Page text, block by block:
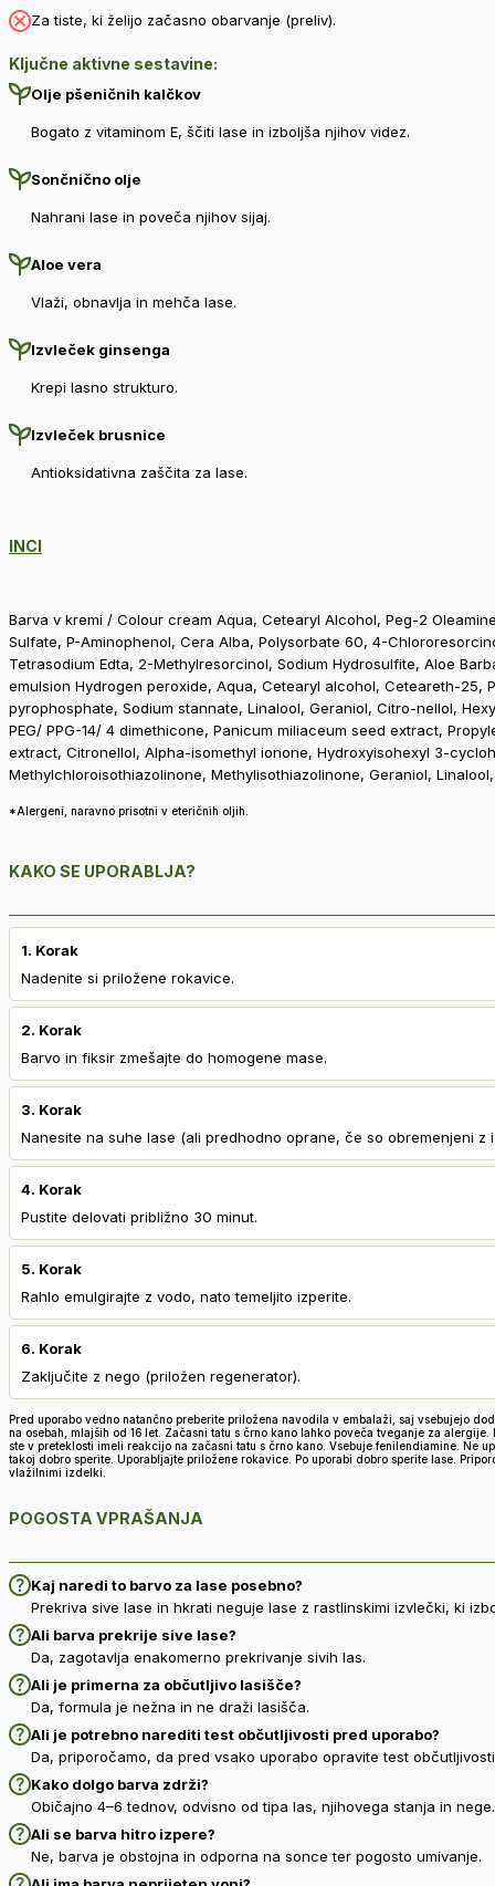
Za tiste, ki želijo začasno obarvanje (preliv).
Ključne aktivne sestavine:
Olje pšeničnih kalčkov
Bogato z vitaminom E, ščiti lase in izboljša njihov videz.
Sončnično olje
Nahrani lase in poveča njihov sijaj.
Aloe vera
Vlaži, obnavlja in mehča lase.
Izvleček ginsenga
Krepi lasno strukturo.
Izvleček brusnice
Antioksidativna zaščita za lase.
INCI
Barva v kremi / Colour cream Aqua, Cetearyl Alcohol, Peg-2
Sulfate, P-Aminophenol, Cera Alba, Polysorbate 60, 4-
Tetrasodium Edta, 2-Methylresorcinol, Sodium Hydrosulfite, Aloe
emulsion Hydrogen peroxide, Aqua, Cetearyl alcohol, Ceteareth-25,
pyrophosphate, Sodium stannate, Linalool, Geraniol, Citro-nellol,
PEG/ PPG-14/ 4 dimethicone, Panicum miliaceum seed extract,
extract, Citronellol, Alpha-isomethyl ionone, Hydroxyisohexyl 3-
Methylchloroisothiazolinone, Methylisothiazolinone, Geraniol,
*Alergeni, naravno prisotni v eteričnih oljih.
KAKO SE UPORABLJA?
1. Korak
Nadenite si priložene rokavice.
2. Korak
Barvo in fiksir zmešajte do homogene mase.
3. Korak
Nanesite na suhe lase (ali predhodno oprane, če so obremenjeni z
4. Korak
Pustite delovati približno 30 minut.
5. Korak
Rahlo emulgirajte z vodo, nato temeljito izperite.
6. Korak
Zaključite z nego (priložen regenerator).
Pred uporabo vedno natančno preberite priložena navodila v embalaži, saj vsebujejo
na osebah, mlajših od 16 let. Začasni tatu s črno kano lahko poveča tveganje za
ste v preteklosti imeli reakcijo na začasni tatu s črno kano. Vsebuje fenilendiamine. Ne
takoj dobro sperite. Uporabljajte priložene rokavice. Po uporabi dobro sperite lase.
vlažilnimi izdelki.
POGOSTA VPRAŠANJA
Kaj naredi to barvo za lase posebno?
Prekriva sive lase in hkrati neguje lase z rastlinskimi izvlečki, ki
Ali barva prekrije sive lase?
Da, zagotavlja enakomerno prekrivanje sivih las.
Ali je primerna za občutljivo lasišče?
Da, formula je nežna in ne draži lasišča.
Ali je potrebno narediti test občutljivosti pred uporabo?
Da, priporočamo, da pred vsako uporabo opravite test
Kako dolgo barva zdrži?
Običajno 4–6 tednov, odvisno od tipa las, njihovega stanja in nege.
Ali se barva hitro izpere?
Ne, barva je obstojna in odporna na sonce ter pogosto umivanje.